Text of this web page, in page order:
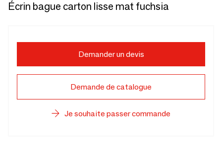
Écrin bague carton lisse mat fuchsia
Demander un devis
Demande de catalogue
Je souhaite passer commande